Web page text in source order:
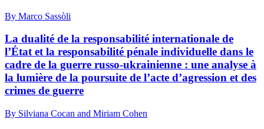
By Marco Sassòli
La dualité de la responsabilité internationale de
l’État et la responsabilité pénale individuelle dans le
cadre de la guerre russo-ukrainienne : une analyse à
la lumière de la poursuite de l’acte d’agression et des
crimes de guerre
By Silviana Cocan and Miriam Cohen